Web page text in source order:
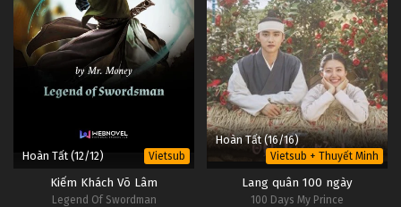
Hoàn Tất (12/12) Vietsub
Kiếm Khách Võ Lâm
Legend Of Swordman
Hoàn Tất (16/16)
Vietsub + Thuyết Minh
Lang quân 100 ngày
100 Days My Prince